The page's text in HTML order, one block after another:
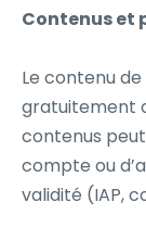
Contenus et
Le contenu
gratuitement
contenus
compte ou
validité (IAP,